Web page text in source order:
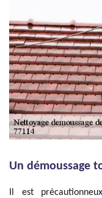
Un démoussage
Il est